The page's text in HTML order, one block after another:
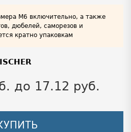
М6 включительно, а также
дюбелей, саморезов и
кратно упаковкам
до 17.12 руб.